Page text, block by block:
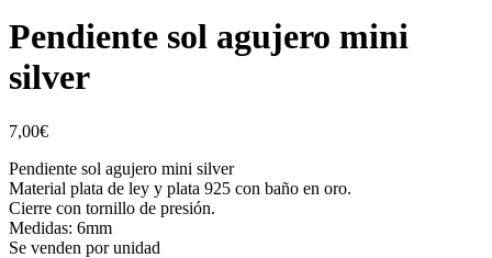
Pendiente sol agujero mini
silver
7,00€
Pendiente sol agujero mini silver
Material plata de ley y plata 925 con baño en oro.
Cierre con tornillo de presión.
Medidas: 6mm
Se venden por unidad